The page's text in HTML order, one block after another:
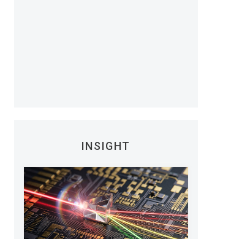
INSIGHT